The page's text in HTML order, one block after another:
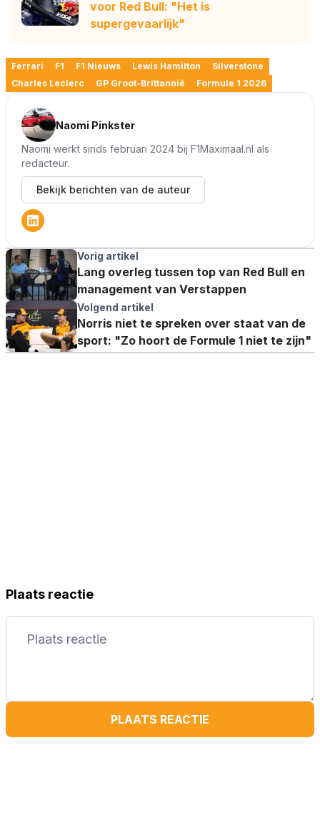
voor Red Bull: "Het is
supergevaarlijk"
Ferrari F1 F1 Nieuws Lewis Hamilton
Silverstone
Charles Leclerc
GP Groot-Brittannië Formule 1 2026
Naomi Pinkster
Naomi werkt sinds februari 2024 bij F1Maximaal.nl als
redacteur.
Bekijk berichten van de auteur
Vorig artikel
Lang overleg tussen top van Red Bull en
management van Verstappen
Volgend artikel
Norris niet te spreken over staat van de
sport: "Zo hoort de Formule 1 niet te zijn"
Plaats reactie
PLAATS REACTIE